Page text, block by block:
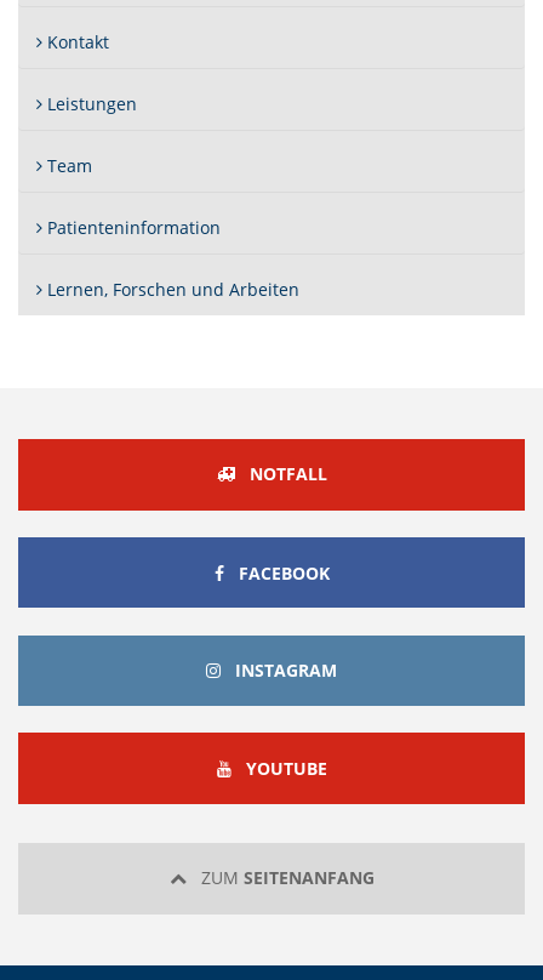
Kontakt
Leistungen
Team
Patienteninformation
Lernen, Forschen und Arbeiten
NOTFALL
FACEBOOKFACEBOOK
INSTAGRAM
YOUTUBEYOUTUBE
ZUM SEITENANFANG